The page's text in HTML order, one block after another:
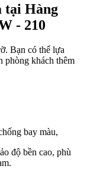
tại Hàng
- 210
Bạn có thể lựa
phòng khách thêm
bay màu,
độ bền cao, phù